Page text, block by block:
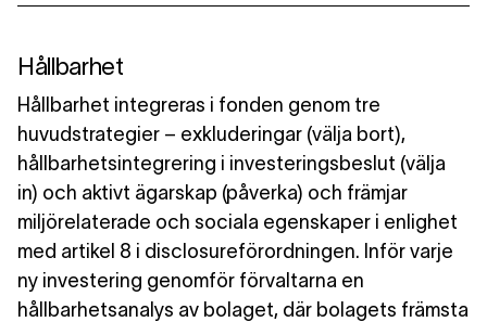
Historiska resultatscenarier
Hållbarhet
Hållbarhet integreras i fonden genom tre
huvudstrategier – exkluderingar (välja bort),
hållbarhetsintegrering i investeringsbeslut (välja
in) och aktivt ägarskap (påverka) och främjar
miljörelaterade och sociala egenskaper i enlighet
med artikel 8 i disclosureförordningen. Inför varje
ny investering genomför förvaltarna en
hållbarhetsanalys av bolaget, där bolagets främsta